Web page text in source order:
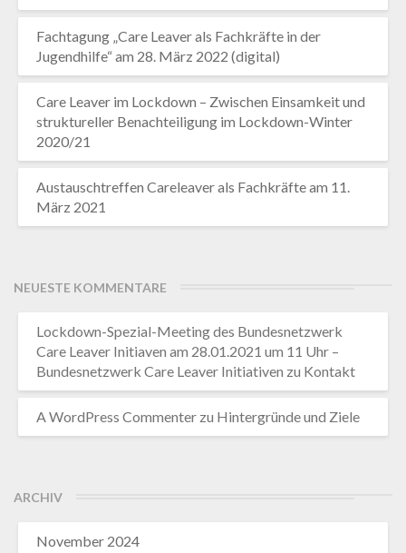
Fachtagung „Care Leaver als Fachkräfte in der
Jugendhilfe“ am 28. März 2022 (digital)
Care Leaver im Lockdown – Zwischen Einsamkeit und
struktureller Benachteiligung im Lockdown-Winter
2020/21
Austauschtreffen Careleaver als Fachkräfte am 11.
März 2021
NEUESTE KOMMENTARE
Lockdown-Spezial-Meeting des Bundesnetzwerk
Care Leaver Initiaven am 28.01.2021 um 11 Uhr –
Bundesnetzwerk Care Leaver Initiativen zu Kontakt
A WordPress Commenter zu Hintergründe und Ziele
ARCHIV
November 2024